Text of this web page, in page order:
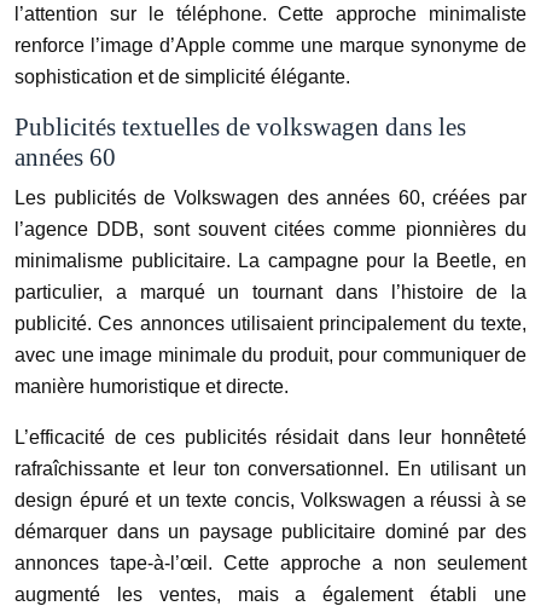
l’attention sur le téléphone. Cette approche minimaliste
renforce l’image d’Apple comme une marque synonyme de
sophistication et de simplicité élégante.
Publicités textuelles de volkswagen dans les
années 60
Les publicités de Volkswagen des années 60, créées par
l’agence DDB, sont souvent citées comme pionnières du
minimalisme publicitaire. La campagne pour la Beetle, en
particulier, a marqué un tournant dans l’histoire de la
publicité. Ces annonces utilisaient principalement du texte,
avec une image minimale du produit, pour communiquer de
manière humoristique et directe.
L’efficacité de ces publicités résidait dans leur honnêteté
rafraîchissante et leur ton conversationnel. En utilisant un
design épuré et un texte concis, Volkswagen a réussi à se
démarquer dans un paysage publicitaire dominé par des
annonces tape-à-l’œil. Cette approche a non seulement
augmenté les ventes, mais a également établi une